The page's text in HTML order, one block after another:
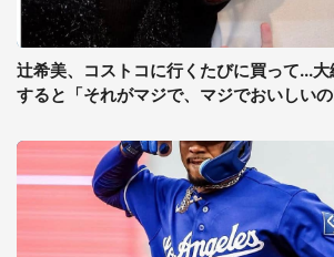
辻希美、コストコに行くたびに買って...
すると「それがマジで、マジでおいしいの!